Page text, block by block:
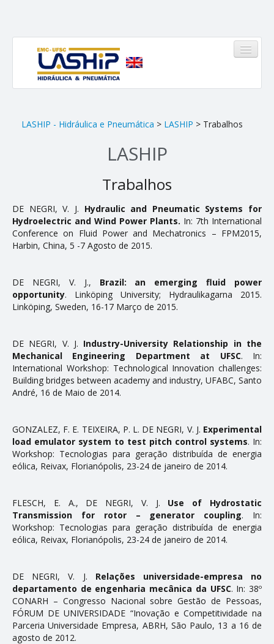
Equipe
Linhas de Atuação
ENSINO
Softwares & Ferramentas
PUBLICAÇÕES
Artigos
Dissertações
Livros e Patentes
Projetos Fim de Curso
Relatorios
Trabalhos
PESQUISA E EXTENSÃO
LASHIP - Hidráulica e Pneumática > LASHIP > Trabalhos
LASHIP
Trabalhos
DE NEGRI, V. J. Hydraulic and Pneumatic Systems for
Hydroelectric and Wind Power Plants. In: 7th International
Conference on Fluid Power and Mechatronics – FPM2015,
Harbin, China, 5 -7 Agosto de 2015.
DE NEGRI, V. J., Brazil: an emerging fluid power
opportunity. Linköping University; Hydraulikagarna 2015.
Linköping, Sweden, 16-17 Março de 2015.
DE NEGRI, V. J. Industry-University Relationship in the
Mechanical Engineering Department at UFSC. In:
International Workshop: Technological Innovation challenges:
Building bridges between academy and industry, UFABC, Santo
André, 16 de Maio de 2014.
GONZALEZ, F. E. TEIXEIRA, P. L. DE NEGRI, V. J. Experimental
load emulator system to test pitch control systems. In:
Workshop: Tecnologias para geração distribuída de energia
eólica, Reivax, Florianópolis, 23-24 de janeiro de 2014.
FLESCH, E. A., DE NEGRI, V. J. Use of Hydrostatic
Transmission for rotor – generator coupling. In:
Workshop: Tecnologias para geração distribuída de energia
eólica, Reivax, Florianópolis, 23-24 de janeiro de 2014.
DE NEGRI, V. J. Relações universidade-empresa no
departamento de engenharia mecânica da UFSC. In: 38º
CONARH – Congresso Nacional sobre Gestão de Pessoas,
FÓRUM DE UNIVERSIDADE “Inovação e Competitividade na
Parceria Universidade Empresa, ABRH, São Paulo, 13 a 16 de
agosto de 2012.